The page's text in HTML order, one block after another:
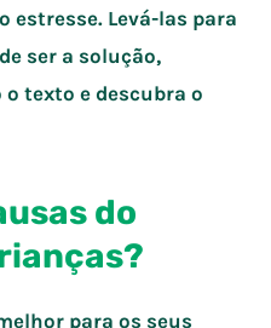
estresse. Levá-las para
ser a solução,
texto e descubra o
do
para os seus